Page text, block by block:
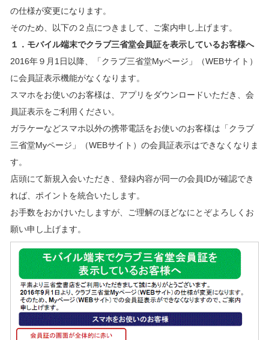
の仕様が変更になります。
そのため、以下の２点につきまして、ご案内申し上げます。
１．モバイル端末でクラブ三省堂会員証を表示しているお客様へ
2016年９月1日以降、「クラブ三省堂Myページ」（WEBサイト）
に会員証表示機能がなくなります。
スマホをお使いのお客様は、アプリをダウンロードいただき、会
員証表示をご利用ください。
ガラケーなどスマホ以外の携帯電話をお使いのお客様は「クラブ
三省堂Myページ」（WEBサイト）の会員証表示はできなくなりま
す。
店頭にて新規入会いただき、登録内容が同一の会員IDが確認でき
れば、ポイントを統合いたします。
お手数をおかけいたしますが、ご理解のほどなにとぞよろしくお
願い申し上げます。